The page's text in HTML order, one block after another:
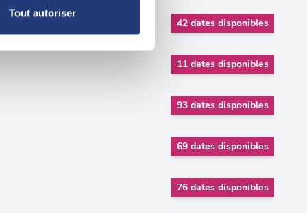
Tout autoriser
42 dates disponibles
11 dates disponibles
93 dates disponibles
69 dates disponibles
76 dates disponibles